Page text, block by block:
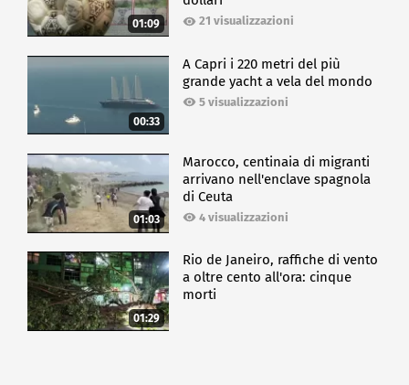
01:09 21 visualizzazioni
00:33
A Capri i 220 metri del più
grande yacht a vela del mondo
5 visualizzazioni
01:03
Marocco, centinaia di migranti
arrivano nell'enclave spagnola
di Ceuta
4 visualizzazioni
01:29
Rio de Janeiro, raffiche di vento
a oltre cento all'ora: cinque
morti